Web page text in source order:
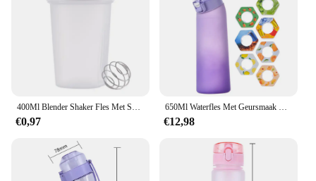
400Ml Blender Shaker Fles Met Schaal Proteïne Shakes Lekvrij Voor Poeder Workout Gym Sport Mixing Cup Waterfles
€0,97
650Ml Waterfles Met Geursmaak Lekvrij Met 7 Smaakpods Geurende Drinkbeker Draagbaar Voor Reizen Klimmen Wandelen
€12,98